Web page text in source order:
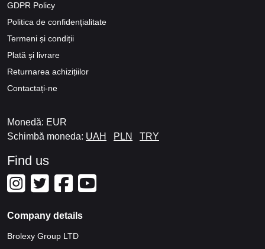
GDPR Policy
Politica de confidențialitate
Termeni și condiții
Plată și livrare
Returnarea achizițiilor
Contactați-ne
Monedă: EUR
Schimbă moneda: UAH PLN TRY
Find us
Company details
Brolexy Group LTD